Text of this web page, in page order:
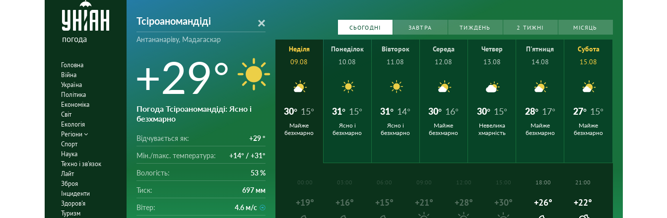
погода
Головна
Війна
Україна
Політика
Економіка
Світ
Екологія
Регіони
Спорт
Наука
Техно і зв'язок
Лайт
Зброя
Інциденти
Здоров'я
Туризм
Тсіроаномандіді
Антананаріву, Мадагаскар
+29°
Погода Тсіроаномандіді: Ясно і
безхмарно
Відчувається як: +29 °
Мін./mакс. температура: +14° / +31°
Вологість: 53 %
Тиск: 697 мм
Вітер: 4.6 м/с
СЬОГОДНІ ЗАВТРА ТИЖДЕНЬ 2 ТИЖНІ МІСЯЦЬ
Неділя
09.08
30° 15°
Майже
безхмарно
Понеділок
10.08
31° 15°
Ясно і
безхмарно
Вівторок
11.08
31° 14°
Ясно і
безхмарно
Середа
12.08
30° 16°
Майже
безхмарно
Четвер
13.08
30° 15°
Невелика
хмарність
П'ятниця
14.08
28° 17°
Майже
безхмарно
Субота
15.08
27° 15°
Майже
безхмарно
00:00
+19°
03:00
+16°
06:00
+15°
09:00
+21°
12:00
+28°
15:00
+30°
18:00
+26°
21:00
+22°